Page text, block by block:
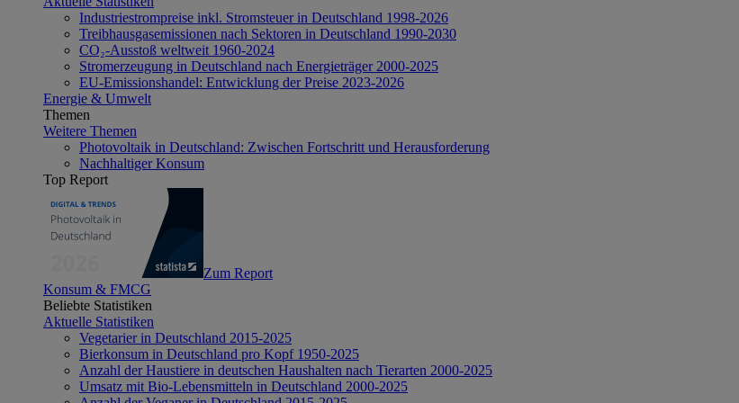
Industriestrompreise inkl. Stromsteuer in Deutschland 1998-2026
Treibhausgasemissionen nach Sektoren in Deutschland 1990-2030
CO₂-Ausstoß weltweit 1960-2024
Stromerzeugung in Deutschland nach Energieträger 2000-2025
EU-Emissionshandel: Entwicklung der Preise 2023-2026
Energie & Umwelt
Themen
Weitere Themen
Photovoltaik in Deutschland: Zwischen Fortschritt und Herausforderung
Nachhaltiger Konsum
Top Report
Zum Report
Konsum & FMCG
Beliebte Statistiken
Aktuelle Statistiken
Vegetarier in Deutschland 2015-2025
Bierkonsum in Deutschland pro Kopf 1950-2025
Anzahl der Haustiere in deutschen Haushalten nach Tierarten 2000-2025
Umsatz mit Bio-Lebensmitteln in Deutschland 2000-2025